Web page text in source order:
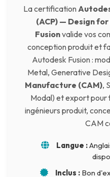
La certification
(ACP) — Design
Fusionvalide vos
conception produit et
Autodesk Fusion :
Metal, Generative
Manufacture (CAM),
Modal) et export
ingénieurs produit,
CAM
Langue :
Inclus : Bon